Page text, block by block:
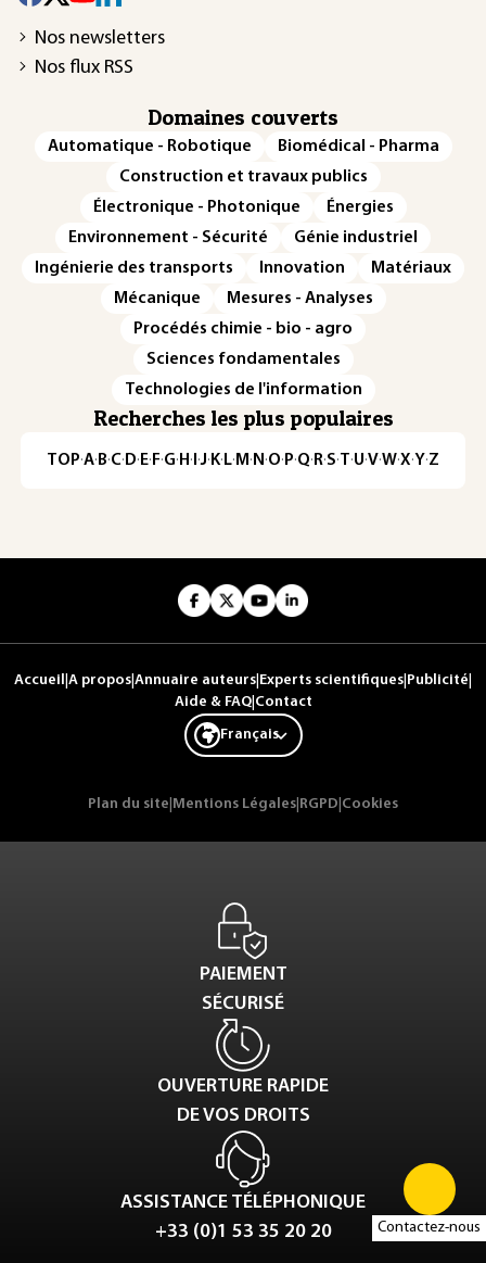
Contactez-nous
Nos newsletters
Nos flux RSS
Domaines couverts
Automatique - Robotique
Biomédical - Pharma
Construction et travaux publics
Électronique - Photonique
Énergies
Environnement - Sécurité
Génie industriel
Ingénierie des transports
Innovation
Matériaux
Mécanique
Mesures - Analyses
Procédés chimie - bio - agro
Sciences fondamentales
Technologies de l'information
Recherches les plus populaires
TOP·A·B·C· D· E· F·G· H · ·J· K· L· M · N ·O· P·Q· R·S·T·U·V·W·X·Y·Z
Accueil A propos Annuaire auteurs Experts scientifiques Publicité
Aide & FAQ| Contact
Français
Plan du site Mentions Légales RGPD Cookies
PAIEMENT
SÉCURISÉ
OUVERTURE RAPIDE
DE VOS DROITS
ASSISTANCE TÉLÉPHONIQUE
+33 (0)1 53 35 20 20